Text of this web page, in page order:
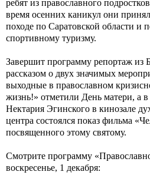
ребят из православного
время осенних каникул они
походе по Саратовской области и
спортивному туризму.
Завершит программу репортаж из
рассказом о двух значимых
выходные в православном
жизнь!» отметили День матери, а в
Нектария Эгинского в кинозале
центра состоялся показ фильма
посвященного этому святому.
Смотрите программу
воскресенье, 1 декабря: